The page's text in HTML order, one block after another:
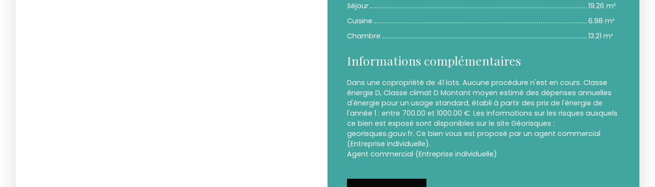
Séjour
19.26 m²
Cuisine
6.98 m²
Chambre
13.21 m²
Informations complémentaires
Dans une copropriété de 41 lots. Aucune procédure n'est en cours. Classe
énergie D, Classe climat D Montant moyen estimé des dépenses annuelles
d'énergie pour un usage standard, établi à partir des prix de l'énergie de
l'année 1 : entre 700.00 et 1000.00 €. Les informations sur les risques auxquels
ce bien est exposé sont disponibles sur le site Géorisques :
georisques.gouv.fr. Ce bien vous est proposé par un agent commercial
(Entreprise individuelle).
Agent commercial (Entreprise individuelle)